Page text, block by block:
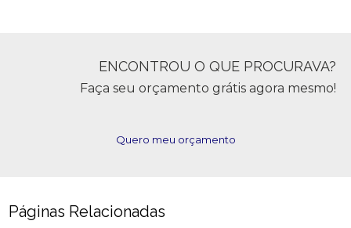
ENCONTROU O QUE PROCURAVA?
Faça seu orçamento grátis agora mesmo!
Quero meu orçamento
Páginas Relacionadas